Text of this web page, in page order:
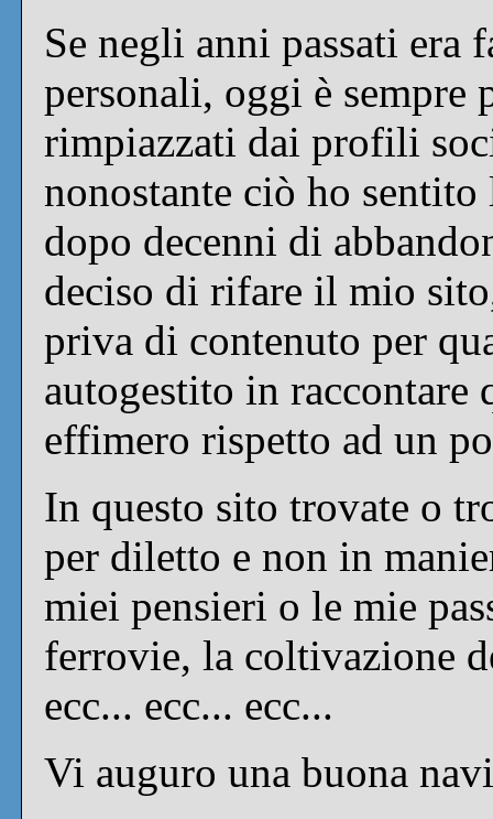
Se negli anni passati
personali, oggi è
rimpiazzati dai profili
nonostante ciò ho sentito
dopo decenni di
deciso di rifare il mio
priva di contenuto per
autogestito in raccontare
effimero rispetto ad un
In questo sito trovate o
per diletto e non in
miei pensieri o le mie
ferrovie, la coltivazione
ecc... ecc... ecc...
Vi auguro una buona